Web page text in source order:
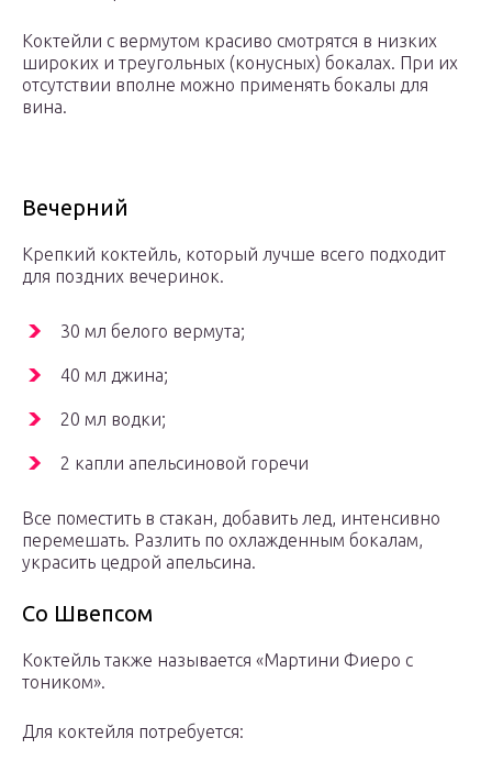
Коктейли с вермутом красиво смотрятся в низких
широких и треугольных (конусных) бокалах. При их
отсутствии вполне можно применять бокалы для
вина.
Вечерний
Крепкий коктейль, который лучше всего подходит
для поздних вечеринок.
30 мл белого вермута;
40 мл джина;
20 мл водки;
2 капли апельсиновой горечи
Все поместить в стакан, добавить лед, интенсивно
перемешать. Разлить по охлажденным бокалам,
украсить цедрой апельсина.
Со Швепсом
Коктейль также называется «Мартини Фиеро с
тоником».
Для коктейля потребуется: